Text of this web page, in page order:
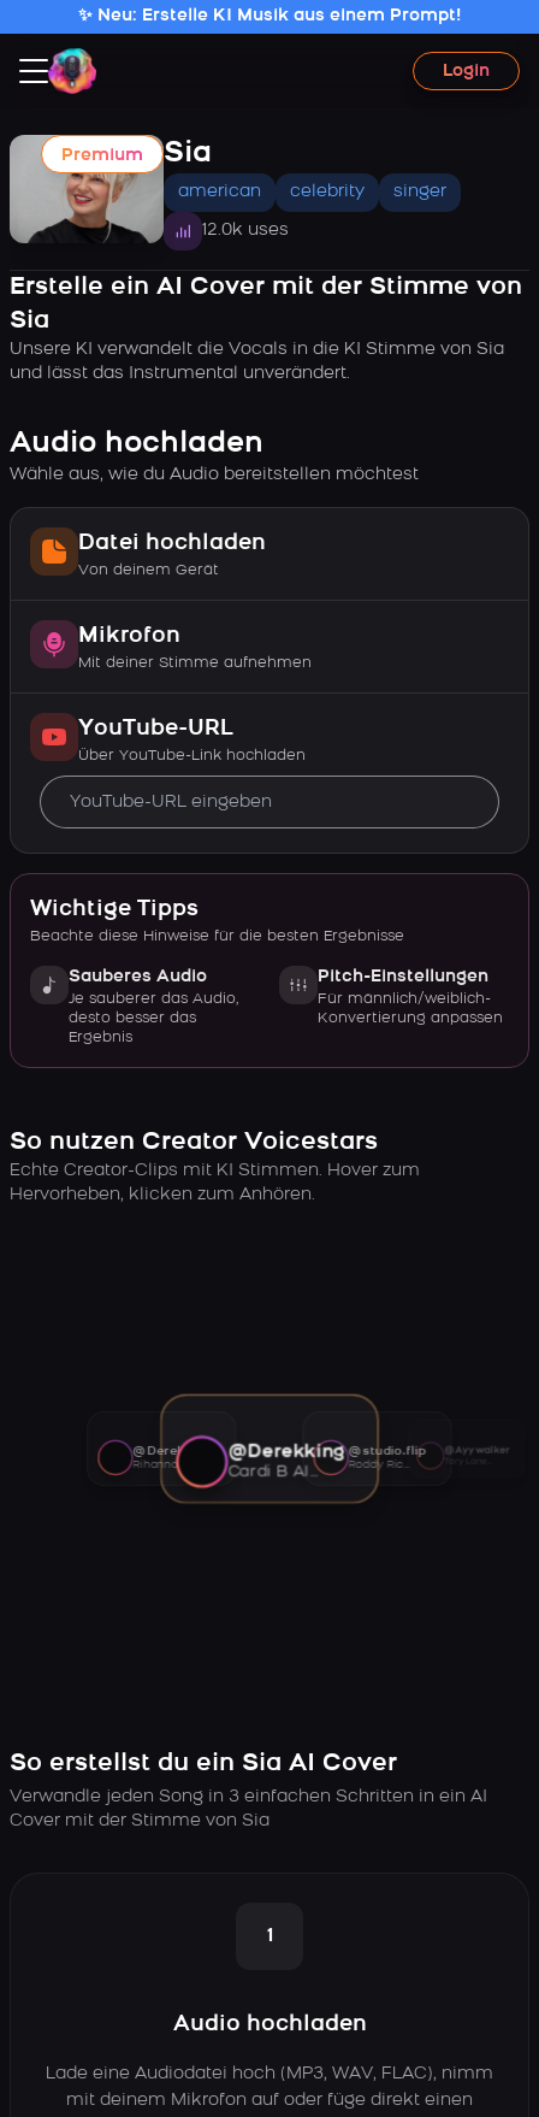
✨ Neu: Erstelle KI Musik aus einem Prompt!
Login
Premium Sia
american celebrity singer
12.0k uses
Erstelle ein AI Cover mit der Stimme von
Sia
Unsere KI verwandelt die Vocals in die KI Stimme von Sia
und lässt das Instrumental unverändert.
Audio hochladen
Wähle aus, wie du Audio bereitstellen möchtest
Datei hochladen
Von deinem Gerät
Mikrofon
Mit deiner Stimme aufnehmen
YouTube-URL
Über YouTube-Link hochladen
Wichtige Tipps
Beachte diese Hinweise für die besten Ergebnisse
Sauberes Audio
Je sauberer das Audio,
desto besser das
Ergebnis
Pitch-Einstellungen
Für männlich/weiblich-
Konvertierung anpassen
So nutzen Creator Voicestars
Echte Creator-Clips mit KI Stimmen. Hover zum
Hervorheben, klicken zum Anhören.
@Derekking
Cardi B AI voice
@studio.flip
Roddy Ricch AI voice
@Ayywalker
@Derekking
Rihanna AI voice
So erstellst du ein Sia AI Cover
Verwandle jeden Song in 3 einfachen Schritten in ein AI
Cover mit der Stimme von Sia
1
Audio hochladen
Lade eine Audiodatei hoch (MP3, WAV, FLAC), nimm
mit deinem Mikrofon auf oder füge direkt einen